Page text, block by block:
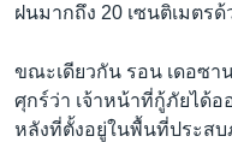
ฝนมากถึง 20 เซนติเมตรด้
ขณะเดียวกัน รอน เดอซา
ศุกร์ว่า เจ้าหน้าที่กู้ภัยได้อ
หลังที่ตั้งอยู่ในพื้นที่ประส